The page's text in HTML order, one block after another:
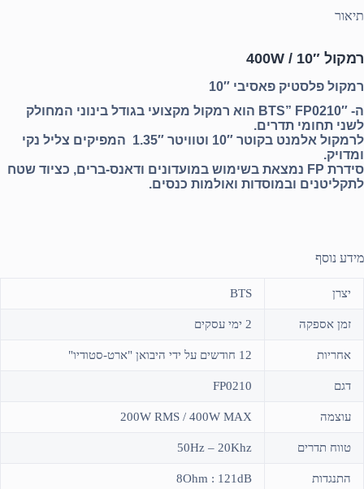
תיאור
רמקול 10″ / 400W
רמקול פלסטיק פאסיבי 10″
ה- BTS” FP0210″ הוא רמקול מקצועי בגודל בינוני המחולק
לשני תחומי תדרים.
לרמקול אלמנט בקוטר 10″ וטוויטר 1.35″ המפיקים צליל נקי
ומדויק.
סידרת FP נמצאת בשימוש במועדונים ודאנס-ברים, כציוד שטח
לתקליטנים ובמוסדות ואולמות כנסים.
מידע נוסף
יצרן BTS
זמן אספקה 2 ימי עסקים
אחריות 12 חודשים על ידי היבואן "ארט-סטודיו"
דגם FP0210
עוצמה 200W RMS / 400W MAX
טווח תדרים 50Hz – 20Khz
התנגדות 8Ohm : 121dB